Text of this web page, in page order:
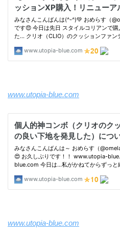
www.utopia-blue.com
www.utopia-blue.com